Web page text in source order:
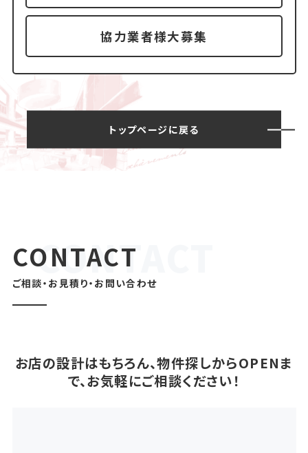
協力業者様大募集
トップページに戻る
CONTACT
ご相談・お見積り・お問い合わせ
お店の設計はもちろん、物件探しからOPENま
で、お気軽にご相談ください！